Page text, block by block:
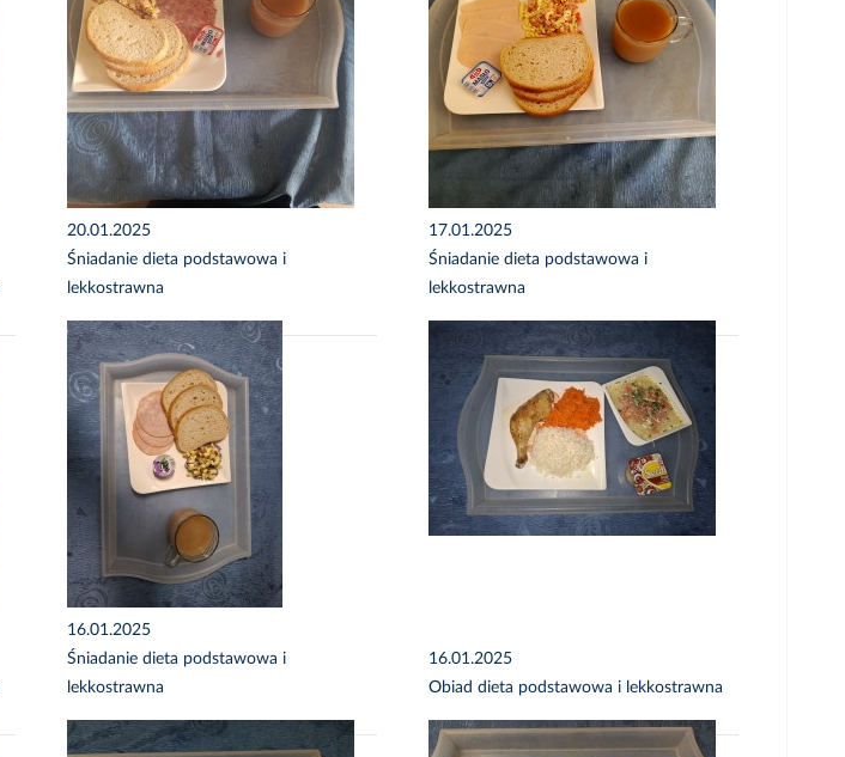
20.01.2025
Śniadanie dieta podstawowa i
lekkostrawna
17.01.2025
Śniadanie dieta podstawowa i
lekkostrawna
16.01.2025
Śniadanie dieta podstawowa i
lekkostrawna
16.01.2025
Obiad dieta podstawowa i lekkostrawna